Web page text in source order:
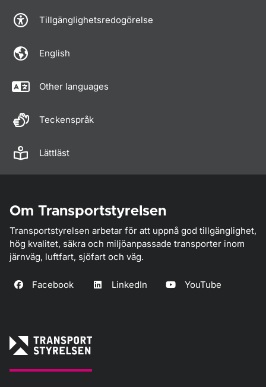
Tillgänglighetsredogörelse
English
Other languages
Teckenspråk
Lättläst
Om Transportstyrelsen
Transportstyrelsen arbetar för att uppnå god tillgänglighet,
hög kvalitet, säkra och miljöanpassade transporter inom
järnväg, luftfart, sjöfart och väg.
Facebook LinkedIn YouTube